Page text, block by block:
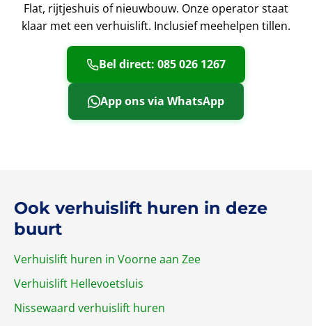
Flat, rijtjeshuis of nieuwbouw. Onze operator staat
klaar met een verhuislift. Inclusief meehelpen tillen.
Bel direct: 085 026 1267
App ons via WhatsApp
Ook verhuislift huren in deze
buurt
Verhuislift huren in Voorne aan Zee
Verhuislift Hellevoetsluis
Nissewaard verhuislift huren